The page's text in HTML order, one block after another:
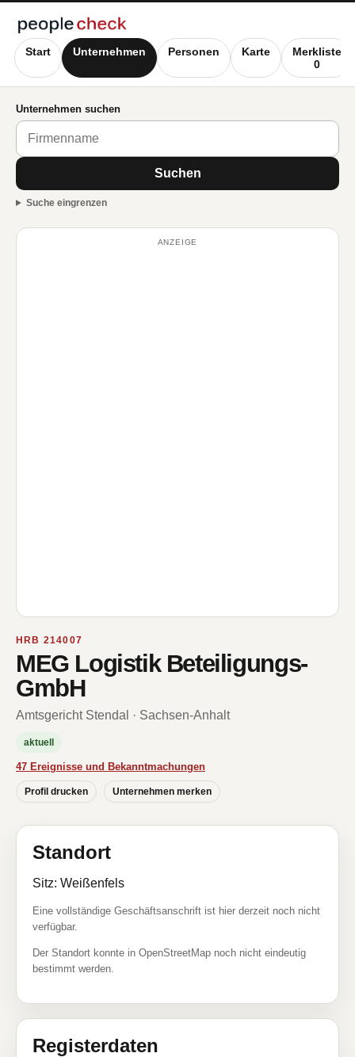
Start Unternehmen Personen Karte
Merkliste
0
Unternehmen suchen
Suchen
Suche eingrenzen
ANZEIGE
HRB 214007
MEG Logistik Beteiligungs-
GmbH
Amtsgericht Stendal · Sachsen-Anhalt
aktuell
47 Ereignisse und Bekanntmachungen
Profil drucken Unternehmen merken
Standort
Sitz: Weißenfels
Eine vollständige Geschäftsanschrift ist hier derzeit noch nicht
verfügbar.
Der Standort konnte in OpenStreetMap noch nicht eindeutig
bestimmt werden.
Registerdaten